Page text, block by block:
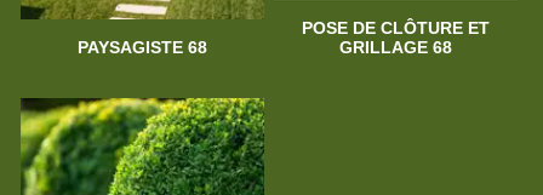
PAYSAGISTE 68
POSE DE CLÔTURE ET
GRILLAGE 68